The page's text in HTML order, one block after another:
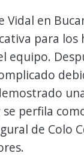
Vidal en
para los
equipo.
se perfila
de Colo